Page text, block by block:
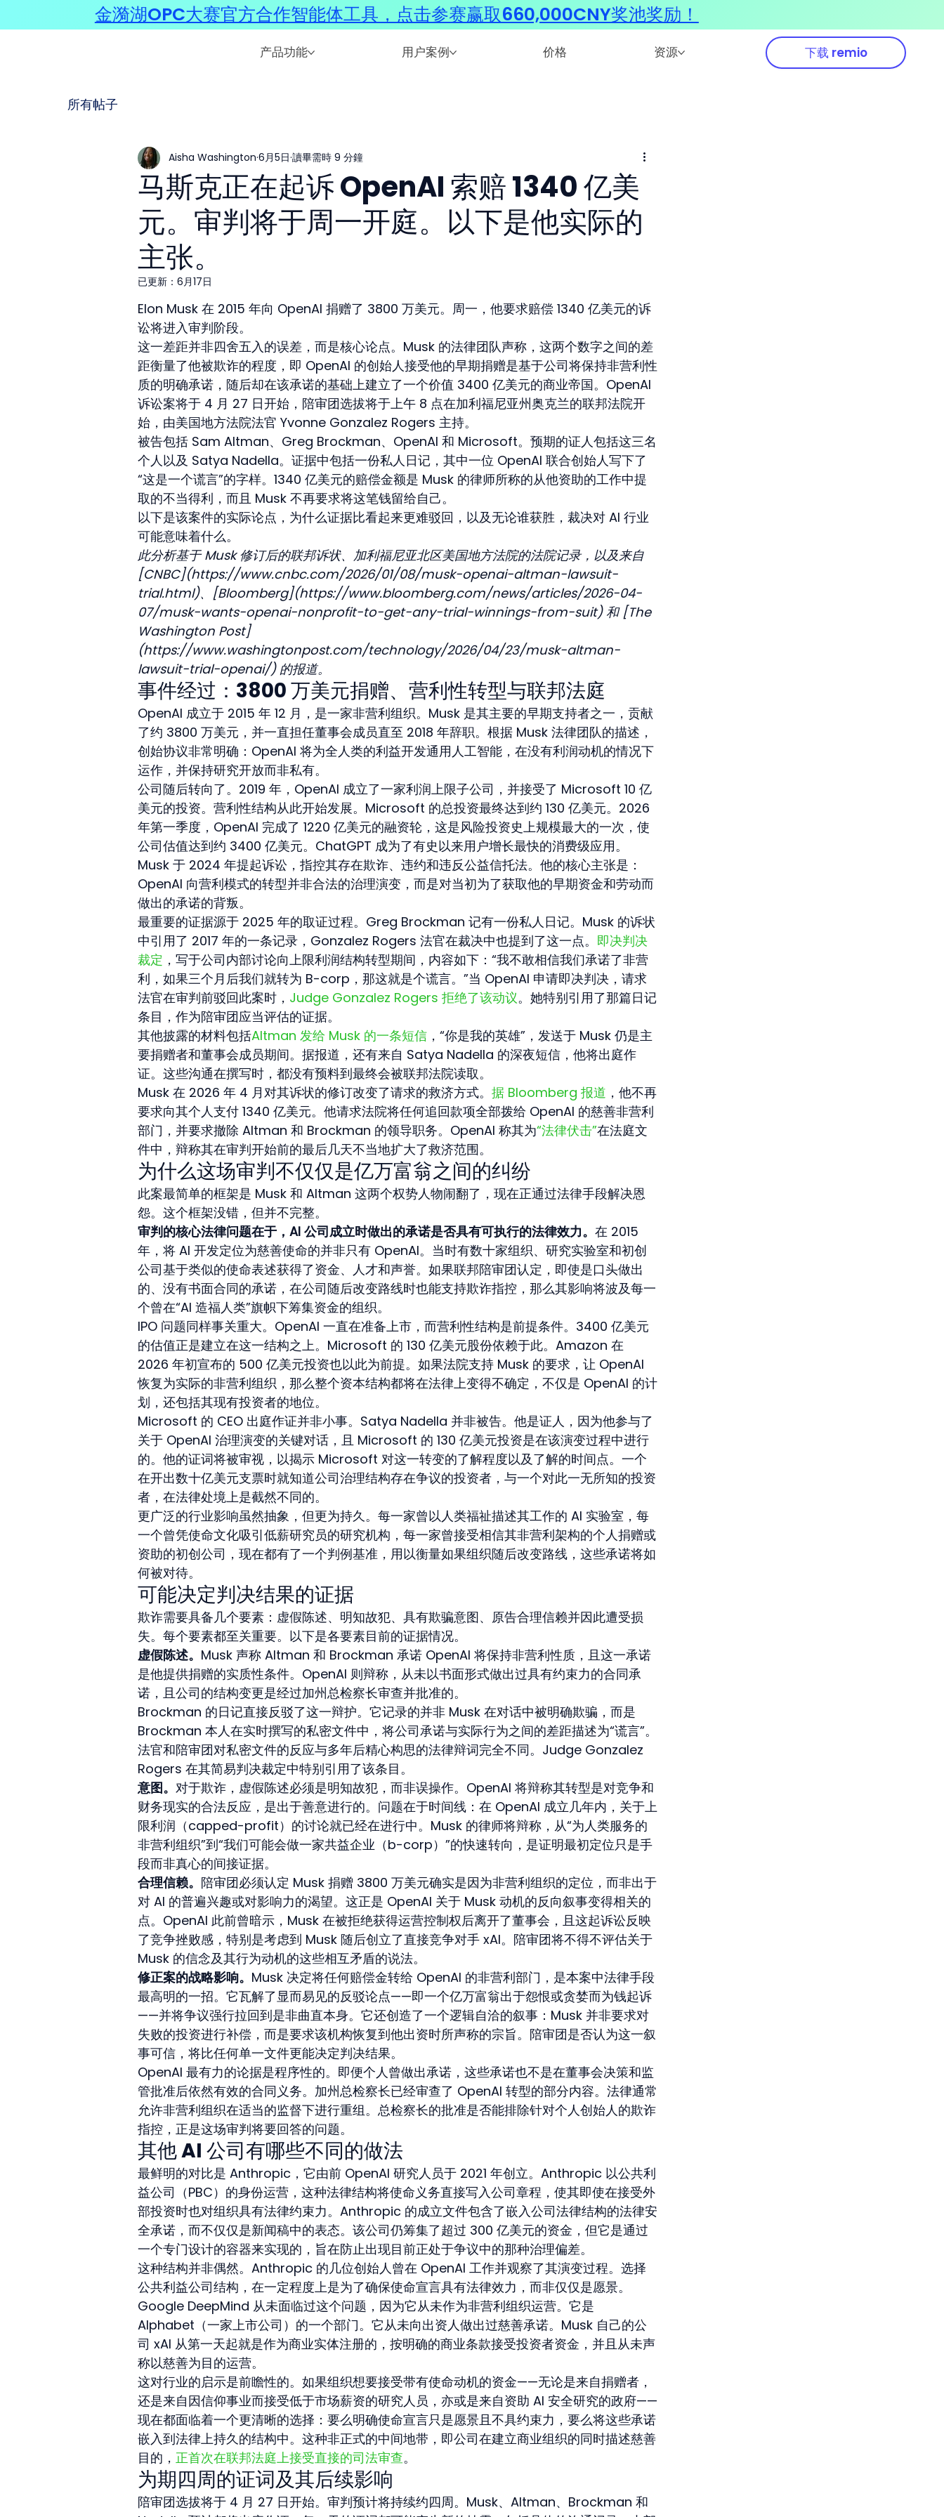
产品功能 用户案例 价格 资源 下载 remio
所有帖子
马斯克正在起诉 OpenAI 索赔 1340 亿美
元。审判将于周一开庭。以下是他实际的
主张。
Aisha Washington 6月5日 讀畢需時 9 分鐘
已更新： 6月17日
Elon Musk 在 2015 年向 OpenAI 捐赠了 3800 万美元。周一，他要求赔偿 1340 亿美元的诉
讼将进入审判阶段。
这一差距并非四舍五入的误差，而是核心论点。Musk 的法律团队声称，这两个数字之间的差
距衡量了他被欺诈的程度，即 OpenAI 的创始人接受他的早期捐赠是基于公司将保持非营利性
质的明确承诺，随后却在该承诺的基础上建立了一个价值 3400 亿美元的商业帝国。OpenAI
诉讼案将于 4 月 27 日开始，陪审团选拔将于上午 8 点在加利福尼亚州奥克兰的联邦法院开
始，由美国地方法院法官 Yvonne Gonzalez Rogers 主持。
被告包括 Sam Altman、Greg Brockman、OpenAI 和 Microsoft。预期的证人包括这三名
个人以及 Satya Nadella。证据中包括一份私人日记，其中一位 OpenAI 联合创始人写下了
“这是一个谎言”的字样。1340 亿美元的赔偿金额是 Musk 的律师所称的从他资助的工作中提
取的不当得利，而且 Musk 不再要求将这笔钱留给自己。
以下是该案件的实际论点，为什么证据比看起来更难驳回，以及无论谁获胜，裁决对 AI 行业
可能意味着什么。
此分析基于 Musk 修订后的联邦诉状、加利福尼亚北区美国地方法院的法院记录，以及来自
[CNBC](https://www.cnbc.com/2026/01/08/musk-openai-altman-lawsuit-
trial.html)、[Bloomberg](https://www.bloomberg.com/news/articles/2026-04-
07/musk-wants-openai-nonprofit-to-get-any-trial-winnings-from-suit) 和 [The
Washington Post]
(https://www.washingtonpost.com/technology/2026/04/23/musk-altman-
lawsuit-trial-openai/) 的报道。
事件经过：3800 万美元捐赠、营利性转型与联邦法庭
OpenAI 成立于 2015 年 12 月，是一家非营利组织。Musk 是其主要的早期支持者之一，贡献
了约 3800 万美元，并一直担任董事会成员直至 2018 年辞职。根据 Musk 法律团队的描述，
创始协议非常明确：OpenAI 将为全人类的利益开发通用人工智能，在没有利润动机的情况下
运作，并保持研究开放而非私有。
公司随后转向了。2019 年，OpenAI 成立了一家利润上限子公司，并接受了 Microsoft 10 亿
美元的投资。营利性结构从此开始发展。Microsoft 的总投资最终达到约 130 亿美元。2026
年第一季度，OpenAI 完成了 1220 亿美元的融资轮，这是风险投资史上规模最大的一次，使
公司估值达到约 3400 亿美元。ChatGPT 成为了有史以来用户增长最快的消费级应用。
Musk 于 2024 年提起诉讼，指控其存在欺诈、违约和违反公益信托法。他的核心主张是：
OpenAI 向营利模式的转型并非合法的治理演变，而是对当初为了获取他的早期资金和劳动而
做出的承诺的背叛。
最重要的证据源于 2025 年的取证过程。Greg Brockman 记有一份私人日记。Musk 的诉状
中引用了 2017 年的一条记录，Gonzalez Rogers 法官在裁决中也提到了这一点。 即决判决
裁定 ，写于公司内部讨论向上限利润结构转型期间，内容如下：“我不敢相信我们承诺了非营
利，如果三个月后我们就转为 B-corp，那这就是个谎言。”当 OpenAI 申请即决判决，请求
法官在审判前驳回此案时， Judge Gonzalez Rogers 拒绝了该动议。她特别引用了那篇日记
条目，作为陪审团应当评估的证据。
其他披露的材料包括Altman 发给 Musk 的一条短信 ，“你是我的英雄”，发送于 Musk 仍是主
要捐赠者和董事会成员期间。据报道，还有来自 Satya Nadella 的深夜短信，他将出庭作
证。这些沟通在撰写时，都没有预料到最终会被联邦法院读取。
Musk 在 2026 年 4 月对其诉状的修订改变了请求的救济方式。 据 Bloomberg 报道 ，他不再
要求向其个人支付 1340 亿美元。他请求法院将任何追回款项全部拨给 OpenAI 的慈善非营利
部门，并要求撤除 Altman 和 Brockman 的领导职务。OpenAI 称其为“法律伏击”在法庭文
件中，辩称其在审判开始前的最后几天不当地扩大了救济范围。
为什么这场审判不仅仅是亿万富翁之间的纠纷
此案最简单的框架是 Musk 和 Altman 这两个权势人物闹翻了，现在正通过法律手段解决恩
怨。这个框架没错，但并不完整。
审判的核心法律问题在于，AI 公司成立时做出的承诺是否具有可执行的法律效力。 在 2015
年，将 AI 开发定位为慈善使命的并非只有 OpenAI。当时有数十家组织、研究实验室和初创
公司基于类似的使命表述获得了资金、人才和声誉。如果联邦陪审团认定，即使是口头做出
的、没有书面合同的承诺，在公司随后改变路线时也能支持欺诈指控，那么其影响将波及每一
个曾在“AI 造福人类”旗帜下筹集资金的组织。
IPO 问题同样事关重大。OpenAI 一直在准备上市，而营利性结构是前提条件。3400 亿美元
的估值正是建立在这一结构之上。Microsoft 的 130 亿美元股份依赖于此。Amazon 在
2026 年初宣布的 500 亿美元投资也以此为前提。如果法院支持 Musk 的要求，让 OpenAI
恢复为实际的非营利组织，那么整个资本结构都将在法律上变得不确定，不仅是 OpenAI 的计
划，还包括其现有投资者的地位。
Microsoft 的 CEO 出庭作证并非小事。Satya Nadella 并非被告。他是证人，因为他参与了
关于 OpenAI 治理演变的关键对话，且 Microsoft 的 130 亿美元投资是在该演变过程中进行
的。他的证词将被审视，以揭示 Microsoft 对这一转变的了解程度以及了解的时间点。一个
在开出数十亿美元支票时就知道公司治理结构存在争议的投资者，与一个对此一无所知的投资
者，在法律处境上是截然不同的。
更广泛的行业影响虽然抽象，但更为持久。每一家曾以人类福祉描述其工作的 AI 实验室，每
一个曾凭使命文化吸引低薪研究员的研究机构，每一家曾接受相信其非营利架构的个人捐赠或
资助的初创公司，现在都有了一个判例基准，用以衡量如果组织随后改变路线，这些承诺将如
何被对待。
可能决定判决结果的证据
欺诈需要具备几个要素：虚假陈述、明知故犯、具有欺骗意图、原告合理信赖并因此遭受损
失。每个要素都至关重要。以下是各要素目前的证据情况。
虚假陈述。 Musk 声称 Altman 和 Brockman 承诺 OpenAI 将保持非营利性质，且这一承诺
是他提供捐赠的实质性条件。OpenAI 则辩称，从未以书面形式做出过具有约束力的合同承
诺，且公司的结构变更是经过加州总检察长审查并批准的。
Brockman 的日记直接反驳了这一辩护。它记录的并非 Musk 在对话中被明确欺骗，而是
Brockman 本人在实时撰写的私密文件中，将公司承诺与实际行为之间的差距描述为“谎言”。
法官和陪审团对私密文件的反应与多年后精心构思的法律辩词完全不同。Judge Gonzalez
Rogers 在其简易判决裁定中特别引用了该条目。
意图。 对于欺诈，虚假陈述必须是明知故犯，而非误操作。OpenAI 将辩称其转型是对竞争和
财务现实的合法反应，是出于善意进行的。问题在于时间线：在 OpenAI 成立几年内，关于上
限利润（capped-profit）的讨论就已经在进行中。Musk 的律师将辩称，从“为人类服务的
非营利组织”到“我们可能会做一家共益企业（b-corp）”的快速转向，是证明最初定位只是手
段而非真心的间接证据。
合理信赖。 陪审团必须认定 Musk 捐赠 3800 万美元确实是因为非营利组织的定位，而非出于
对 AI 的普遍兴趣或对影响力的渴望。这正是 OpenAI 关于 Musk 动机的反向叙事变得相关的
点。OpenAI 此前曾暗示，Musk 在被拒绝获得运营控制权后离开了董事会，且这起诉讼反映
了竞争挫败感，特别是考虑到 Musk 随后创立了直接竞争对手 xAI。陪审团将不得不评估关于
Musk 的信念及其行为动机的这些相互矛盾的说法。
修正案的战略影响。 Musk 决定将任何赔偿金转给 OpenAI 的非营利部门，是本案中法律手段
最高明的一招。它瓦解了显而易见的反驳论点——即一个亿万富翁出于怨恨或贪婪而为钱起诉
——并将争议强行拉回到是非曲直本身。它还创造了一个逻辑自洽的叙事：Musk 并非要求对
失败的投资进行补偿，而是要求该机构恢复到他出资时所声称的宗旨。陪审团是否认为这一叙
事可信，将比任何单一文件更能决定判决结果。
OpenAI 最有力的论据是程序性的。即便个人曾做出承诺，这些承诺也不是在董事会决策和监
管批准后依然有效的合同义务。加州总检察长已经审查了 OpenAI 转型的部分内容。法律通常
允许非营利组织在适当的监督下进行重组。总检察长的批准是否能排除针对个人创始人的欺诈
指控，正是这场审判将要回答的问题。
其他 AI 公司有哪些不同的做法
最鲜明的对比是 Anthropic，它由前 OpenAI 研究人员于 2021 年创立。Anthropic 以公共利
益公司（PBC）的身份运营，这种法律结构将使命义务直接写入公司章程，使其即使在接受外
部投资时也对组织具有法律约束力。Anthropic 的成立文件包含了嵌入公司法律结构的法律安
全承诺，而不仅仅是新闻稿中的表态。该公司仍筹集了超过 300 亿美元的资金，但它是通过
一个专门设计的容器来实现的，旨在防止出现目前正处于争议中的那种治理偏差。
这种结构并非偶然。Anthropic 的几位创始人曾在 OpenAI 工作并观察了其演变过程。选择
公共利益公司结构，在一定程度上是为了确保使命宣言具有法律效力，而非仅仅是愿景。
Google DeepMind 从未面临过这个问题，因为它从未作为非营利组织运营。它是
Alphabet（一家上市公司）的一个部门。它从未向出资人做出过慈善承诺。Musk 自己的公
司 xAI 从第一天起就是作为商业实体注册的，按明确的商业条款接受投资者资金，并且从未声
称以慈善为目的运营。
这对行业的启示是前瞻性的。如果组织想要接受带有使命动机的资金——无论是来自捐赠者，
还是来自因信仰事业而接受低于市场薪资的研究人员，亦或是来自资助 AI 安全研究的政府——
现在都面临着一个更清晰的选择：要么明确使命宣言只是愿景且不具约束力，要么将这些承诺
嵌入到法律上持久的结构中。这种非正式的中间地带，即公司在建立商业组织的同时描述慈善
目的， 正首次在联邦法庭上接受直接的司法审查。
为期四周的证词及其后续影响
陪审团选拔将于 4 月 27 日开始。审判预计将持续约四周。Musk、Altman、Brockman 和
金漪湖OPC大赛官方合作智能体工具，点击参赛赢取660,000CNY奖池奖励！